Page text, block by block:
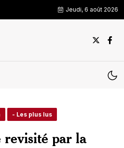
Jeudi, 6 août 2026
- Les plus lus
revisité par la